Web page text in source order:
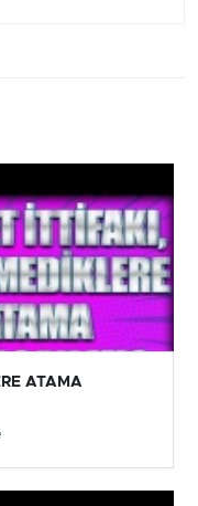
ATAMA